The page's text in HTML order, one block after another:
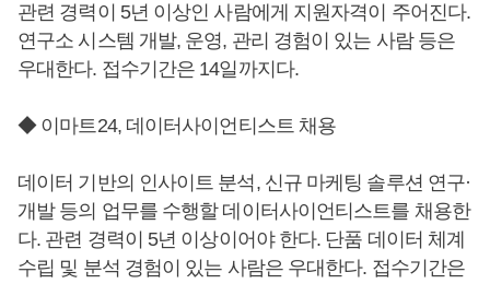
관련 경력이 5년 이상인 사람에게 지원자격이 주어진다.
연구소 시스템 개발, 운영, 관리 경험이 있는 사람 등은
우대한다. 접수기간은 14일까지다.
◆ 이마트24, 데이터사이언티스트 채용
데이터 기반의 인사이트 분석, 신규 마케팅 솔루션 연구·
개발 등의 업무를 수행할 데이터사이언티스트를 채용한
다. 관련 경력이 5년 이상이어야 한다. 단품 데이터 체계
수립 및 분석 경험이 있는 사람은 우대한다. 접수기간은